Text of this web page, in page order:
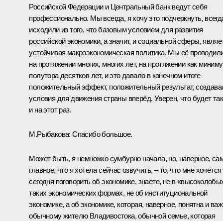
Российской Федерации и Центральный банк ведут себя
профессионально. Мы всегда, я хочу это подчеркнуть,
исходили из того, что базовым условием для развития
российской экономики, а значит, и социальной сферы,
устойчивая макроэкономическая политика. Мы её
на протяжении многих, многих лет, на протяжении как
полутора десятков лет, и это давало в конечном итоге
положительный эффект, положительный результат,
условия для движения страны вперёд. Уверен, что будет так
и на этот раз.
М.Рыбакова:Спасибо большое.
Может быть, я немножко сумбурно начала, но, наверное,
главное, что я хотела сейчас озвучить, – то, что мне хочется
сегодня поговорить об экономике, знаете, не в
таких экономических формах, не об институциональной
экономике, а об экономике, которая, наверное, понятна и
обычному жителю Владивостока, обычной семье, которая